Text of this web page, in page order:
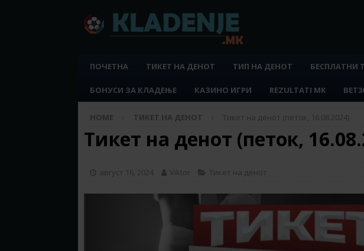
ПОЧЕТНА ТИКЕТ НА ДЕНОТ ТИП НА ДЕНОТ БЕСПЛАТНИ
БОНУСИ ЗА КЛАДЕЊЕ КАЗИНО ИГРИ REZULTATI MK
HOME ТИКЕТ НА ДЕНОТ Тикет на денот (петок, 16.08.2024)
Тикет на денот (петок,
август 16, 2024 Viktor Тикет на денот